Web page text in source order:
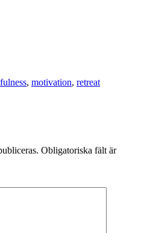
, motivation, retreat
Obligatoriska fält är